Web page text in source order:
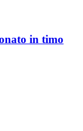
in timo